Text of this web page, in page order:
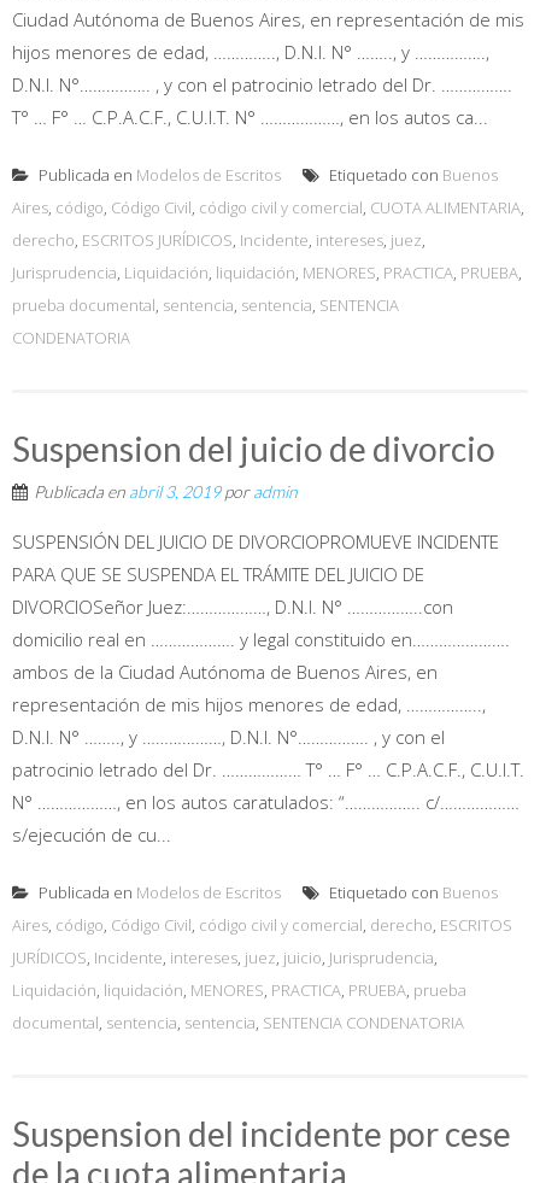
Ciudad Autónoma de Buenos Aires, en representación de mis
hijos menores de edad, ………….., D.N.I. N° …….., y …………….,
D.N.I. N°……………. , y con el patrocinio letrado del Dr. …………….
T° … F° … C.P.A.C.F., C.U.I.T. N° ………………, en los autos ca...
Publicada en Modelos de Escritos Etiquetado con Buenos
Aires, código, Código Civil, código civil y comercial, CUOTA ALIMENTARIA,
derecho, ESCRITOS JURÍDICOS, Incidente, intereses, juez,
Jurisprudencia, Liquidación, liquidación, MENORES, PRACTICA, PRUEBA,
prueba documental, sentencia, sentencia, SENTENCIA
CONDENATORIA
Suspension del juicio de divorcio
Publicada en abril 3, 2019poradmin
SUSPENSIÓN DEL JUICIO DE DIVORCIOPROMUEVE INCIDENTE
PARA QUE SE SUSPENDA EL TRÁMITE DEL JUICIO DE
DIVORCIOSeñor Juez:………………, D.N.I. N° ……………..con
domicilio real en ………………. y legal constituido en………………….
ambos de la Ciudad Autónoma de Buenos Aires, en
representación de mis hijos menores de edad, ……………..,
D.N.I. N° …….., y ………………, D.N.I. N°……………. , y con el
patrocinio letrado del Dr. ……………… T° … F° … C.P.A.C.F., C.U.I.T.
N° ………………, en los autos caratulados: “…………….. c/………………
s/ejecución de cu...
Publicada en Modelos de Escritos Etiquetado con Buenos
Aires, código, Código Civil, código civil y comercial, derecho, ESCRITOS
JURÍDICOS, Incidente, intereses, juez, juicio, Jurisprudencia,
Liquidación, liquidación, MENORES, PRACTICA, PRUEBA, prueba
documental, sentencia, sentencia, SENTENCIA CONDENATORIA
Suspension del incidente por cese
de la cuota alimentaria